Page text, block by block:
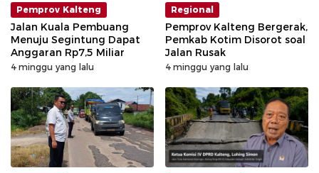
Pemprov Kalteng
Jalan Kuala Pembuang
Menuju Segintung Dapat
Anggaran Rp7,5 Miliar
4 minggu yang lalu
Regional
Pemprov Kalteng Bergerak,
Pemkab Kotim Disorot soal
Jalan Rusak
4 minggu yang lalu